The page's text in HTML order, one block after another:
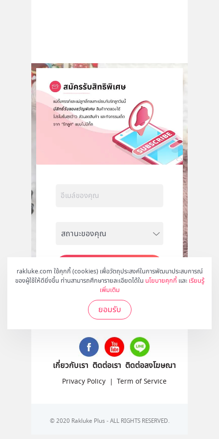
rakluke.com ใช้คุกกี้ (cookies) เพื่อวัตถุประสงค์ในการพัฒนาประสบการณ์
ของผู้ใช้ให้ดียิ่งขึ้น ท่านสามารถศึกษารายละเอียดได้ใน นโยบายคุกกี้ และ เรียนรู้
เพิ่มเติม
ยอมรับ
สมัคร
ติดตามเราได้ที่
เกี่ยวกับเรา ติดต่อเรา ติดต่อลงโฆษณา
Privacy Policy | Term of Service
© 2020 Rakluke Plus - ALL RIGHTS RESERVED.